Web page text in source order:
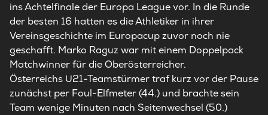
ins Achtelfinale der Europa League vor. In die Runde
der besten 16 hatten es die Athletiker in ihrer
Vereinsgeschichte im Europacup zuvor noch nie
geschafft. Marko Raguz war mit einem Doppelpack
Matchwinner für die Oberösterreicher.
Österreichs U21-Teamstürmer traf kurz vor der Pause
zunächst per Foul-Elfmeter (44.) und brachte sein
Team wenige Minuten nach Seitenwechsel (50.)